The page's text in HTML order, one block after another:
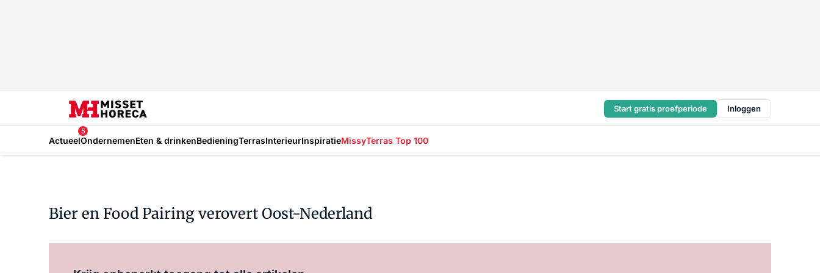
Start gratis proefperiode Inloggen
Actueel
5
OndernemenEten & drinkenBedieningTerrasInterieurInspiratieMissyTerras Top 100
Bier en Food Pairing verovert Oost-Nederland